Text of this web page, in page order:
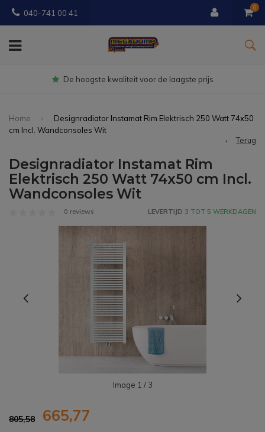
040-741 00 41
0
Gratisbezorgd vanaf € 150
Home
Designradiator Instamat Rim Elektrisch 250 Watt 74x50
cm Incl. Wandconsoles Wit
Terug
Designradiator Instamat Rim
Elektrisch 250 Watt 74x50 cm Incl.
Wandconsoles Wit
0 reviews LEVERTIJD 3 TOT 5 WERKDAGEN
Image 1 / 3
805,58 665,77